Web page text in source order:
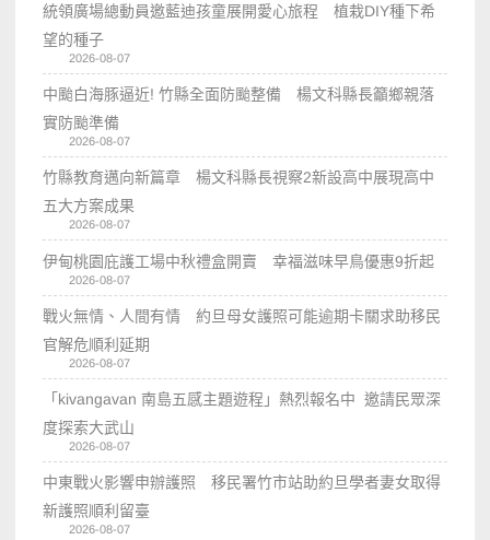
統領廣場總動員邀藍迪孩童展開愛心旅程 植栽DIY種下希
望的種子
2026-08-07
中颱白海豚逼近! 竹縣全面防颱整備 楊文科縣長籲鄉親落
實防颱準備
2026-08-07
竹縣教育邁向新篇章 楊文科縣長視察2新設高中展現高中
五大方案成果
2026-08-07
伊甸桃園庇護工場中秋禮盒開賣 幸福滋味早鳥優惠9折起
2026-08-07
戰火無情、人間有情 約旦母女護照可能逾期卡關求助移民
官解危順利延期
2026-08-07
「kivangavan 南島五感主題遊程」熱烈報名中 邀請民眾深
度探索大武山
2026-08-07
中東戰火影響申辦護照 移民署竹市站助約旦學者妻女取得
新護照順利留臺
2026-08-07